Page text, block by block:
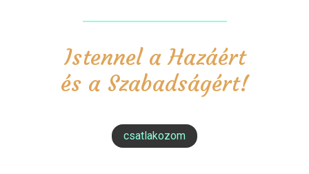
Istennel a Hazáért
és a Szabadságért!
csatlakozom